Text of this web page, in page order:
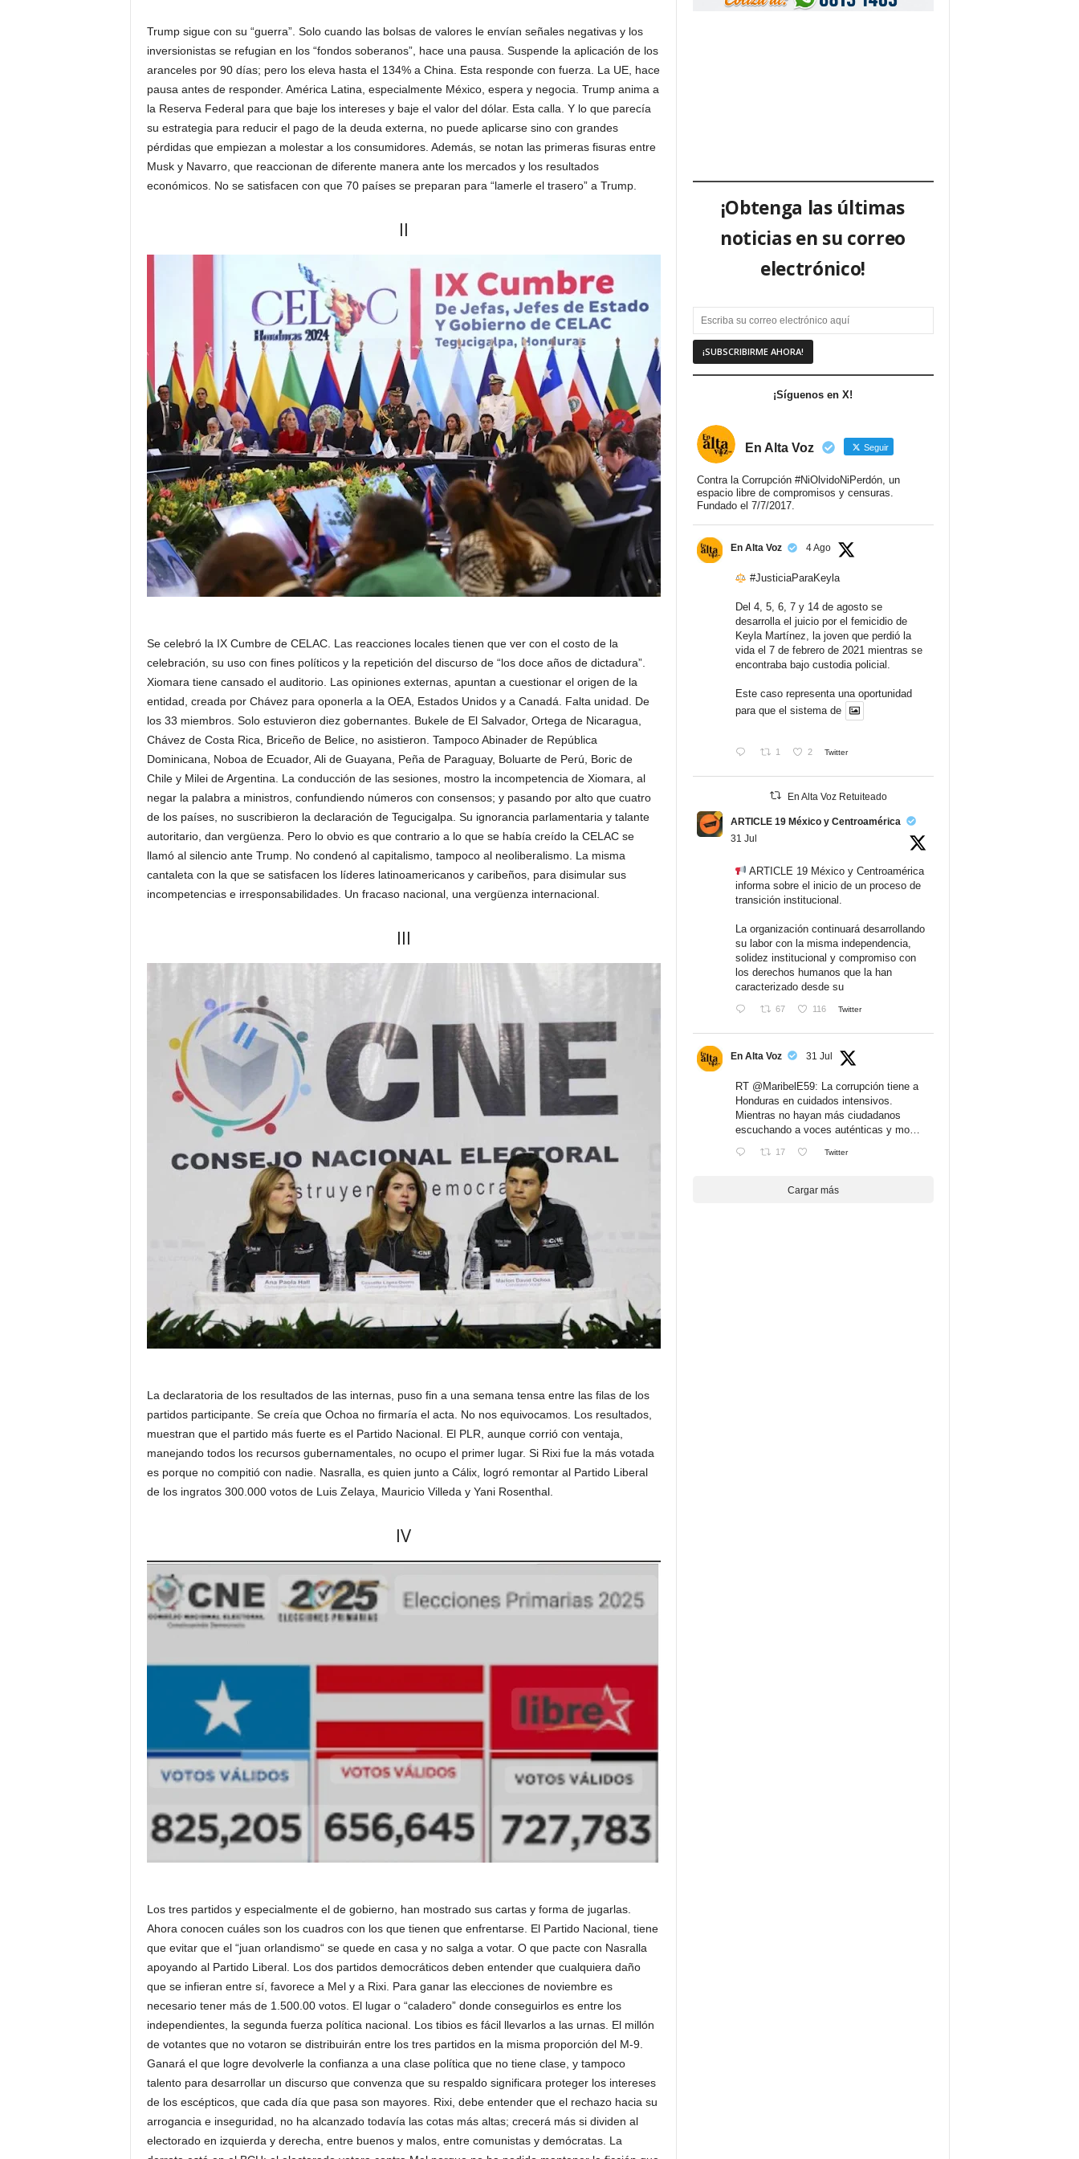
Trump sigue con su “guerra”. Solo cuando las bolsas de valores le envían señales negativas y los
inversionistas se refugian en los “fondos soberanos”, hace una pausa. Suspende la aplicación de los
aranceles por 90 días; pero los eleva hasta el 134% a China. Esta responde con fuerza. La UE, hace
pausa antes de responder. América Latina, especialmente México, espera y negocia. Trump anima a
la Reserva Federal para que baje los intereses y baje el valor del dólar. Esta calla. Y lo que parecía
su estrategia para reducir el pago de la deuda externa, no puede aplicarse sino con grandes
pérdidas que empiezan a molestar a los consumidores. Además, se notan las primeras fisuras entre
Musk y Navarro, que reaccionan de diferente manera ante los mercados y los resultados
económicos. No se satisfacen con que 70 países se preparan para “lamerle el trasero” a Trump.
II
Se celebró la IX Cumbre de CELAC. Las reacciones locales tienen que ver con el costo de la
celebración, su uso con fines políticos y la repetición del discurso de “los doce años de dictadura”.
Xiomara tiene cansado el auditorio. Las opiniones externas, apuntan a cuestionar el origen de la
entidad, creada por Chávez para oponerla a la OEA, Estados Unidos y a Canadá. Falta unidad. De
los 33 miembros. Solo estuvieron diez gobernantes. Bukele de El Salvador, Ortega de Nicaragua,
Chávez de Costa Rica, Briceño de Belice, no asistieron. Tampoco Abinader de República
Dominicana, Noboa de Ecuador, Ali de Guayana, Peña de Paraguay, Boluarte de Perú, Boric de
Chile y Milei de Argentina. La conducción de las sesiones, mostro la incompetencia de Xiomara, al
negar la palabra a ministros, confundiendo números con consensos; y pasando por alto que cuatro
de los países, no suscribieron la declaración de Tegucigalpa. Su ignorancia parlamentaria y talante
autoritario, dan vergüenza. Pero lo obvio es que contrario a lo que se había creído la CELAC se
llamó al silencio ante Trump. No condenó al capitalismo, tampoco al neoliberalismo. La misma
cantaleta con la que se satisfacen los líderes latinoamericanos y caribeños, para disimular sus
incompetencias e irresponsabilidades. Un fracaso nacional, una vergüenza internacional.
III
La declaratoria de los resultados de las internas, puso fin a una semana tensa entre las filas de los
partidos participante. Se creía que Ochoa no firmaría el acta. No nos equivocamos. Los resultados,
muestran que el partido más fuerte es el Partido Nacional. El PLR, aunque corrió con ventaja,
manejando todos los recursos gubernamentales, no ocupo el primer lugar. Si Rixi fue la más votada
es porque no compitió con nadie. Nasralla, es quien junto a Cálix, logró remontar al Partido Liberal
de los ingratos 300.000 votos de Luis Zelaya, Mauricio Villeda y Yani Rosenthal.
IV
Los tres partidos y especialmente el de gobierno, han mostrado sus cartas y forma de jugarlas.
Ahora conocen cuáles son los cuadros con los que tienen que enfrentarse. El Partido Nacional, tiene
que evitar que el “juan orlandismo“ se quede en casa y no salga a votar. O que pacte con Nasralla
apoyando al Partido Liberal. Los dos partidos democráticos deben entender que cualquiera daño
que se infieran entre sí, favorece a Mel y a Rixi. Para ganar las elecciones de noviembre es
necesario tener más de 1.500.00 votos. El lugar o “caladero” donde conseguirlos es entre los
independientes, la segunda fuerza política nacional. Los tibios es fácil llevarlos a las urnas. El millón
de votantes que no votaron se distribuirán entre los tres partidos en la misma proporción del M-9.
Ganará el que logre devolverle la confianza a una clase política que no tiene clase, y tampoco
talento para desarrollar un discurso que convenza que su respaldo significara proteger los intereses
de los escépticos, que cada día que pasa son mayores. Rixi, debe entender que el rechazo hacia su
arrogancia e inseguridad, no ha alcanzado todavía las cotas más altas; crecerá más si dividen al
electorado en izquierda y derecha, entre buenos y malos, entre comunistas y demócratas. La
¡Obtenga las últimas
noticias en su correo
electrónico!
¡Síguenos en X!
En Alta Voz Seguir
Contra la Corrupción #NiOlvidoNiPerdón, un
espacio libre de compromisos y censuras.
Fundado el 7/7/2017.
En Alta Voz 4 Ago
#JusticiaParaKeyla
Del 4, 5, 6, 7 y 14 de agosto se
desarrolla el juicio por el femicidio de
Keyla Martínez, la joven que perdió la
vida el 7 de febrero de 2021 mientras se
encontraba bajo custodia policial.
Este caso representa una oportunidad
para que el sistema de
1 2 Twitter
En Alta Voz Retuiteado
ARTICLE 19 México y Centroamérica
31 Jul
ARTICLE 19 México y Centroamérica
informa sobre el inicio de un proceso de
transición institucional.
La organización continuará desarrollando
su labor con la misma independencia,
solidez institucional y compromiso con
los derechos humanos que la han
caracterizado desde su
67 116 Twitter
En Alta Voz 31 Jul
RT @MaribelE59: La corrupción tiene a
Honduras en cuidados intensivos.
Mientras no hayan más ciudadanos
escuchando a voces auténticas y mo…
17 Twitter
Cargar más